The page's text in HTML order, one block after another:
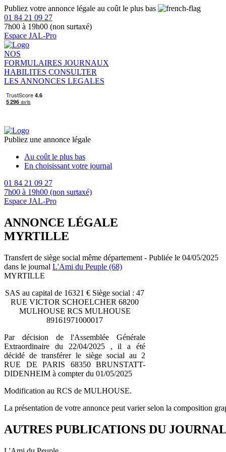
Publiez votre annonce légale au coût le plus bas
01 84 21 09 27
7h00 à 19h00 (non surtaxé)
Espace JAL-Pro
NOS
FORMULAIRES JOURNAUX
HABILITES CONSULTER
LES ANNONCES LEGALES
Publiez une annonce légale
Au coût le plus bas
En choisissant votre journal
01 84 21 09 27
7h00 à 19h00 (non surtaxé)
Espace JAL-Pro
ANNONCE LÉGALE
MYRTILLE
Transfert de siège social même département - Publiée le 04/05/2025
dans le journal L'Ami du Peuple (68)
MYRTILLE
SAS au capital de 16321 € Siège social : 47
RUE VICTOR SCHOELCHER 68200
MULHOUSE RCS MULHOUSE
89161971000017
Par décision de l'Assemblée Générale
Extraordinaire du 22/04/2025 , il a été
décidé de transférer le siège social au 2
RUE DE PARIS 68350 BRUNSTATT-
DIDENHEIM à compter du 01/05/2025
Modification au RCS de MULHOUSE.
La présentation de votre annonce peut varier selon la composition
AUTRES PUBLICATIONS DU